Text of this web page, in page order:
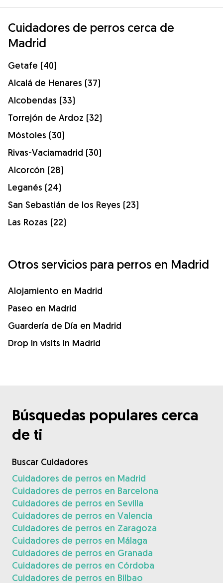
Cuidadores de perros cerca de
Madrid
Getafe (40)
Alcalá de Henares (37)
Alcobendas (33)
Torrejón de Ardoz (32)
Móstoles (30)
Rivas-Vaciamadrid (30)
Alcorcón (28)
Leganés (24)
San Sebastián de los Reyes (23)
Las Rozas (22)
Otros servicios para perros en Madrid
Alojamiento en Madrid
Paseo en Madrid
Guardería de Día en Madrid
Drop in visits in Madrid
Búsquedas populares cerca
de ti
Buscar Cuidadores
Cuidadores de perros en Madrid
Cuidadores de perros en Barcelona
Cuidadores de perros en Sevilla
Cuidadores de perros en Valencia
Cuidadores de perros en Zaragoza
Cuidadores de perros en Málaga
Cuidadores de perros en Granada
Cuidadores de perros en Córdoba
Cuidadores de perros en Bilbao